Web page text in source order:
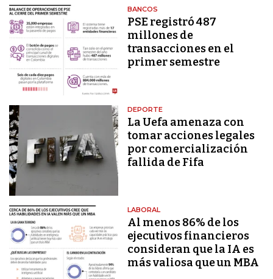
BANCOS
PSE registró 487
millones de
transacciones en el
primer semestre
DEPORTE
La Uefa amenaza con
tomar acciones legales
por comercialización
fallida de Fifa
LABORAL
Al menos 86% de los
ejecutivos financieros
consideran que la IA es
más valiosa que un MBA